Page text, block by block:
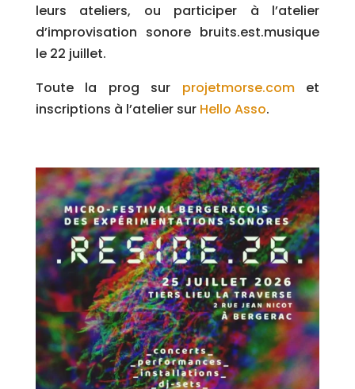
leurs ateliers, ou participer à l’atelier
d’improvisation sonore bruits.est.musique
le 22 juillet.
Toute la prog sur projetmorse.comet
inscriptions à l’atelier sur Hello Asso.